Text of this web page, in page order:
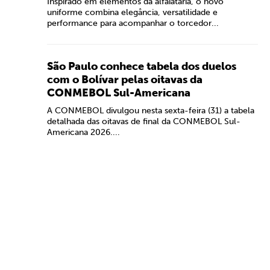
uniforme combina elegância, versatilidade e
performance para acompanhar o torcedor...
São Paulo conhece tabela dos duelos
com o Bolívar pelas oitavas da
CONMEBOL Sul-Americana
A CONMEBOL divulgou nesta sexta-feira (31) a tabela
detalhada das oitavas de final da CONMEBOL Sul-
Americana 2026....